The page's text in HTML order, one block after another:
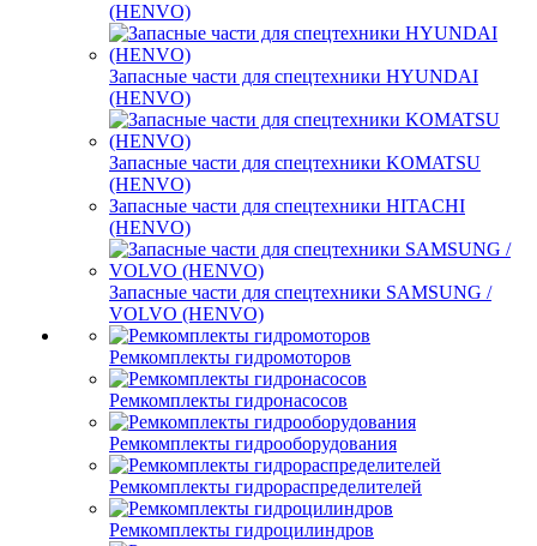
(HENVO)
Запасные части для спецтехники HYUNDAI
(HENVO)
Запасные части для спецтехники KOMATSU
(HENVO)
Запасные части для спецтехники HITACHI
(HENVO)
Запасные части для спецтехники SAMSUNG /
VOLVO (HENVO)
Ремкомплекты гидромоторов
Ремкомплекты гидронасосов
Ремкомплекты гидрооборудования
Ремкомплекты гидрораспределителей
Ремкомплекты гидроцилиндров